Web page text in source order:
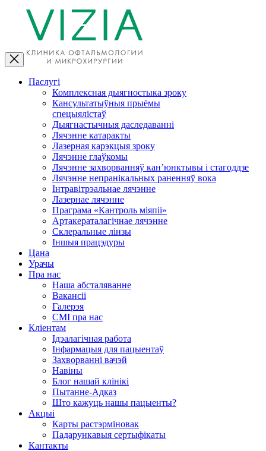
Паслугі
Комплексная дыягностыка зроку
Кансультатыўныя прыёмы
спецыялістаў
Дыягнастычныя даследаванні
Лячэнне катаракты
Лазерная карэкцыя зроку
Лячэнне глаўкомы
Лячэнне захворванняў кан’юнктывы і стагоддзе
Лячэнне непранікальных раненняў вока
Інтравітрэальнае лячэнне
Лазернае лячэнне
Праграма «Кантроль міяпіі»
Артакераталагічнае лячэнне
Склеральные лінзы
Іншыя працэдуры
Цана
Урачы
Пра нас
Наша абсталяванне
Вакансіі
Галерэя
СМІ пра нас
Кліентам
Ідэалагічная работа
Інфармацыя для пацыентаў
Захворванні вачэй
Навіны
Блог нашай клінікі
Пытанне-Адказ
Што кажуць нашы пацыенты?
Акцыі
Карты растэрміновак
Падарункавыя сертыфікаты
Кантакты